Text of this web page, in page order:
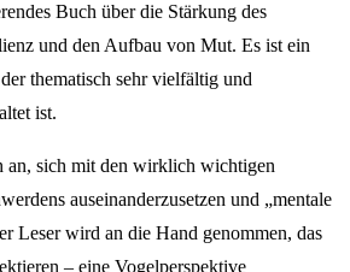
Buch über die Stärkung des
und den Aufbau von Mut. Es ist ein
thematisch sehr vielfältig und
ist.
an, sich mit den wirklich wichtigen
auseinanderzusetzen und „mentale
Leser wird an die Hand genommen, das
– eine Vogelperspektive